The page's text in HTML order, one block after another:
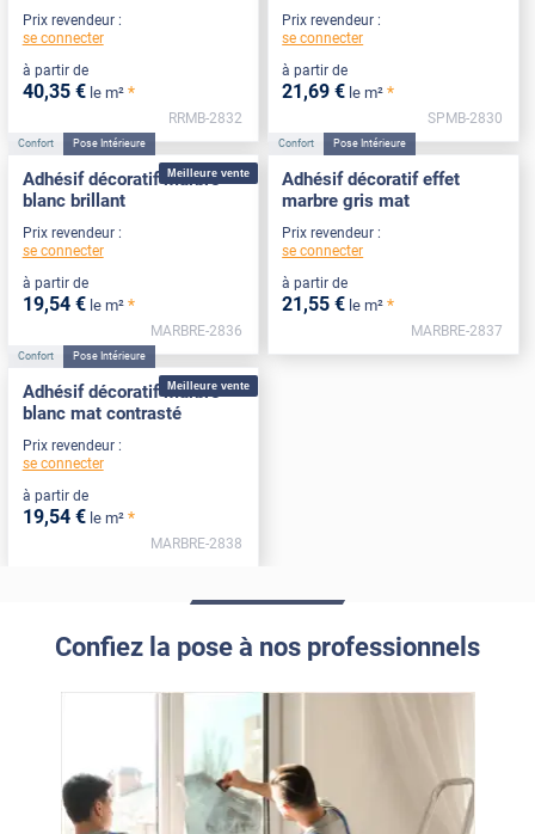
Prix revendeur :
se connecter
à partir de
40,35 € le m² *
RRMB-2832
Prix revendeur :
se connecter
à partir de
21,69 € le m² *
SPMB-2830
Meilleure vente
Confort Pose Intérieure
Adhésif décoratif marbre
blanc brillant
Prix revendeur :
se connecter
à partir de
19,54 € le m² *
MARBRE-2836
Confort Pose Intérieure
Adhésif décoratif effet
marbre gris mat
Prix revendeur :
se connecter
à partir de
21,55 € le m² *
MARBRE-2837
Meilleure vente
Confort Pose Intérieure
Adhésif décoratif marbre
blanc mat contrasté
Prix revendeur :
se connecter
à partir de
19,54 € le m² *
MARBRE-2838
Confiez la pose à nos professionnels